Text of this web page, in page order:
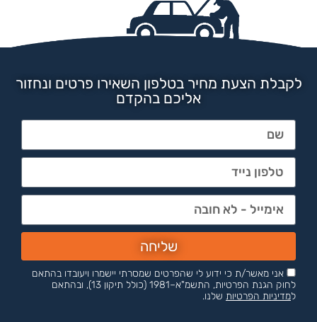
לקבלת הצעת מחיר בטלפון השאירו פרטים ונחזור
אליכם בהקדם
אני מאשר/ת כי ידוע לי שהפרטים שמסרתי יישמרו ויעובדו בהתאם
לחוק הגנת הפרטיות, התשמ"א–1981 (כולל תיקון 13), ובהתאם
למדיניות הפרטיות שלנו.
שליחה